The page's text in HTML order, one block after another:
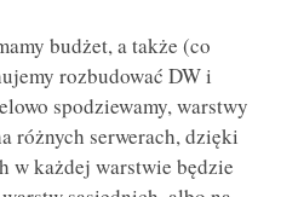
budżet, a także (co
rozbudować DW i
spodziewamy, warstwy
różnych serwerach, dzięki
w każdej warstwie będzie